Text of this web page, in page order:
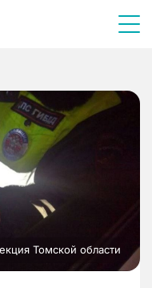
Томской области